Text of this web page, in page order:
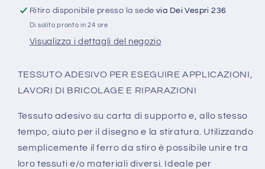
Fliselina
termoadesiva
Appliquè
Freudenberg
Fliselina
termoadesiva
Appliquè
Freudenberg
Ritiro disponibile presso la sedevia Dei Vespri 236
Di solito pronto in 24 ore
Visualizza i dettagli del negozio
TESSUTO ADESIVO PER ESEGUIRE APPLICAZIONI,
LAVORI DI BRICOLAGE E RIPARAZIONI
Tessuto adesivo su carta di supporto e, allo stesso
tempo, aiuto per il disegno e la stiratura. Utilizzando
semplicemente il ferro da stiro è possibile unire tra
loro tessuti e/o materiali diversi. Ideale per